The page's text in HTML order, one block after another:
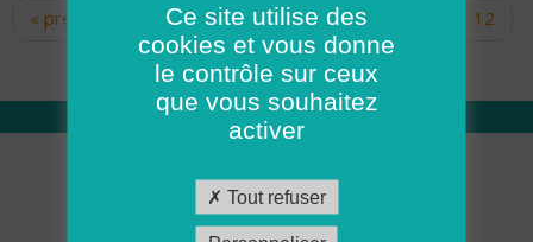
Pages
« premier ‹ précédent … 10
12
14 15 16 17
Qui sommes nous
Académie ADMR
Ce site utilise des
cookies et vous donne
le contrôle sur ceux
que vous souhaitez
activer
Tout refuser